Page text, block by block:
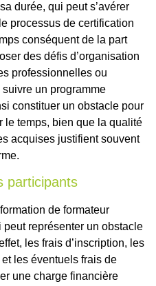
durée, qui peut s’avérer
processus de certification
conséquent de la part
des défis d’organisation
professionnelles ou
un programme
constituer un obstacle pour
le temps, bien que la qualité
acquises justifient souvent
participants
de formateur
représenter un obstacle
les frais d’inscription, les
les éventuels frais de
une charge financière